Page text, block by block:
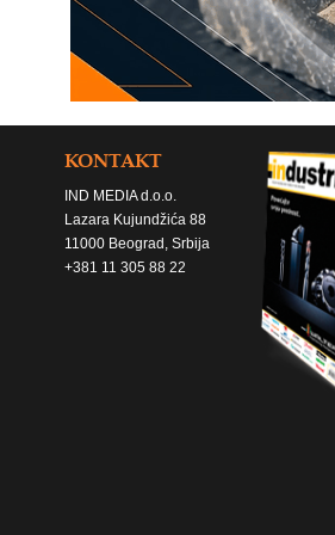
KONTAKT
IND MEDIA d.o.o.
Lazara Kujundžića 88
11000 Beograd, Srbija
+381 11 305 88 22